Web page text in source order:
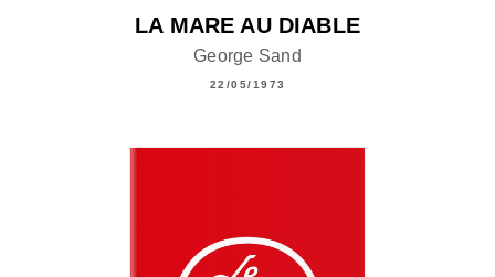
LA MARE AU DIABLE
George Sand
22/05/1973